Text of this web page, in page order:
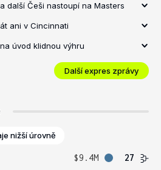
další Češi nastoupí na Masters
ani v Cincinnati
úvod klidnou výhru
Další expres zprávy
nižší úrovně
$9.4M
27